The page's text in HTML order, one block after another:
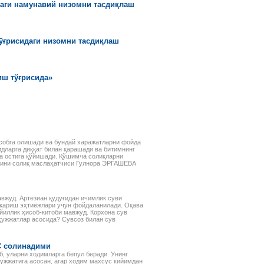
основных средств,
намунавий низомни тасдиқлаш
низомни тасдиқлаш
тўғрисида»
олишади ва бундай харажатларни фойда
диққат билан қарашади ва битимнинг
остига қўйишади. Қўшимча солиқларни
солиқ маслаҳатчиси Гулнора ЭРГАШЕВА
Артезиан қудуғидан ичимлик суви
эҳтиёжлари учун фойдаланилади. Оқава
ҳисоб-китоби мавжуд. Корхона сув
асосида? Сувсоз билан сув
солинадими
уларни ходимларга бепул беради. Унинг
асосан, агар ходим махсус кийимдан